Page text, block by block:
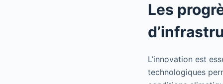
Les
L’innovation est
technologiques